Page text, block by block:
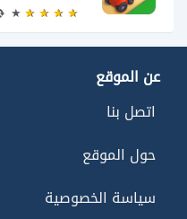
عن الموقع
اتصل بنا
حول الموقع
سياسة الخصوصية